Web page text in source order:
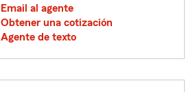
Email al agente
Obtener una cotización
Agente de texto